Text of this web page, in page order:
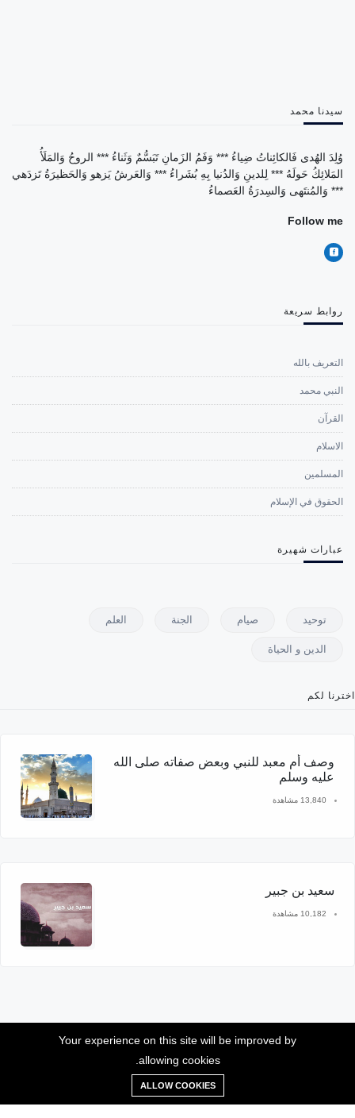
سيدنا محمد
وُلِدَ الهُدى فَالكائِناتُ ضِياءُ *** وَفَمُ الزَمانِ تَبَسُّمٌ وَثَناءُ *** الروحُ وَالمَلَأُ
المَلائِكُ حَولَهُ *** لِلدينِ وَالدُنيا بِهِ بُشَراءُ *** وَالعَرشُ يَزهو وَالحَظيرَةُ تَزدَهي
*** وَالمُنتَهى وَالسِدرَةُ العَصماءُ
Follow me
روابط سريعة
التعريف بالله
النبي محمد
القرآن
الاسلام
المسلمين
الحقوق في الإسلام
عبارات شهيرة
توحيد صيام الجنة العلم
الدين و الحياة
اخترنا لكم
وصف أم معبد للنبي وبعض صفاته صلى الله
عليه وسلم
13,840 مشاهدة
سعيد بن جبير
10,182 مشاهدة
Your experience on this site will be improved by
allowing cookies.
ALLOW COOKIES